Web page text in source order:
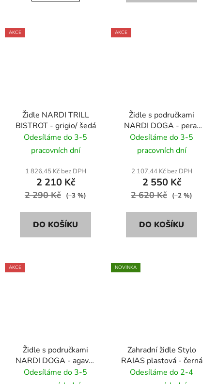
AKCE
Židle NARDI TRILL
BISTROT - grigio/ šedá
Odesíláme do 3-5
pracovních dní
1 826,45 Kč bez DPH
2 210 Kč
2 290 Kč (–3 %)
DO KOŠÍKU
AKCE
Židle s područkami
NARDI DOGA - pera/
žlutá
Odesíláme do 3-5
pracovních dní
2 107,44 Kč bez DPH
2 550 Kč
2 620 Kč (–2 %)
DO KOŠÍKU
AKCE
Židle s područkami
NARDI DOGA - agave/
zelená
Odesíláme do 3-5
NOVINKA
Zahradní židle Stylo
RAIAS plastová - černá
Odesíláme do 2-4